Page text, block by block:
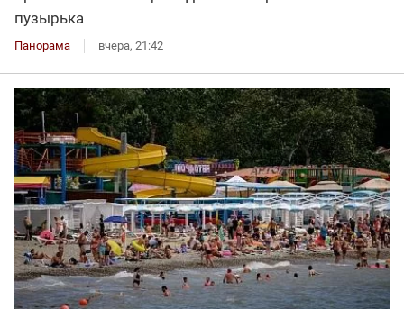
пузырька
Панорама вчера, 21:42